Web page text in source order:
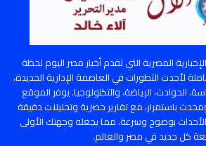
المصرية التي تقدم أخبار مصر اليوم لحظة
لأحدث التطورات في العاصمة الإدارية الجديدة،
الحوادث، الرياضة، والتكنولوجيا. يوفر الموقع
باستمرار، مع تقارير حصرية وتحليلات دقيقة
بوضوح وسرعة، مما يجعله وجهتك الأولى
كل جديد في مصر والعالم.